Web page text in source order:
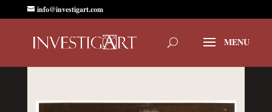
info@investigart.com